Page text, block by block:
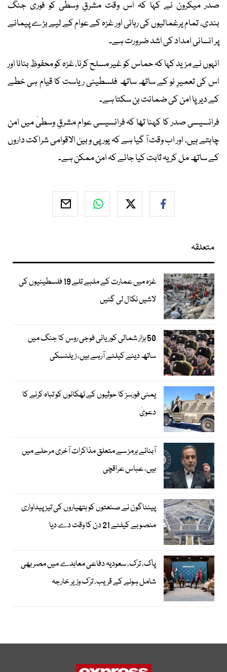
صدر میکرون نے کہا کہ اس وقت مشرقِ وسطیٰ کو فوری جنگ
بندی، تمام یرغمالیوں کی رہائی اور غزہ کے عوام کے لیے بڑے پیمانے
پر انسانی امداد کی اشد ضرورت ہے۔
انہوں نے مزید کہا کہ حماس کو غیر مسلح کرنا، غزہ کو محفوظ بنانا اور
اس کی تعمیرِ نو کے ساتھ ساتھ فلسطینی ریاست کا قیام ہی خطے
کے دیرپا امن کی ضمانت بن سکتا ہے۔
فرانسیسی صدر کا کہنا تھا کہ فرانسیسی عوام مشرقِ وسطیٰ میں امن
چاہتے ہیں، اور اب وقت آ گیا ہے کہ یورپی و بین الاقوامی شراکت داروں
کے ساتھ مل کر یہ ثابت کیا جائے کہ امن ممکن ہے۔
متعلقہ
غزہ میں عمارت کے ملبے تلے 19 فلسطینیوں کی
لاشیں نکال لی گئیں
50 ہزار شمالی کوریائی فوجی روس کا جنگ میں
ساتھ دینے کیلئے آرہے ہیں، زیلنسکی
یمنی فورسز کا حوثیوں کے ٹھکانوں کو تباہ کرنے کا
دعویٰ
آبنائے ہرمز سے متعلق مذاکرات آخری مرحلے میں
ہیں، عباس عراقچی
پینٹاگون نے صنعتوں کو ہتھیاروں کی تیز پیداواری
منصوبے کیلئے 21 دن کا وقت دے دیا
پاک، ترک، سعودیہ دفاعی معاہدے میں مصر بھی
شامل ہونے کے قریب، ترک وزیر خارجہ